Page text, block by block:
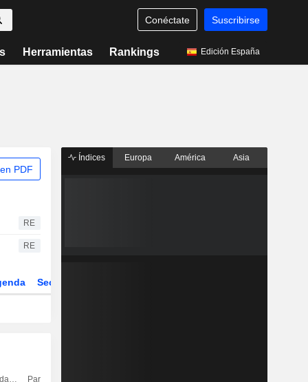
Conéctate Suscribirse
Herramientas Rankings Edición España
PDF
RE
RE
Sector
Elasticidad Paridad
Índices Europa América Asia